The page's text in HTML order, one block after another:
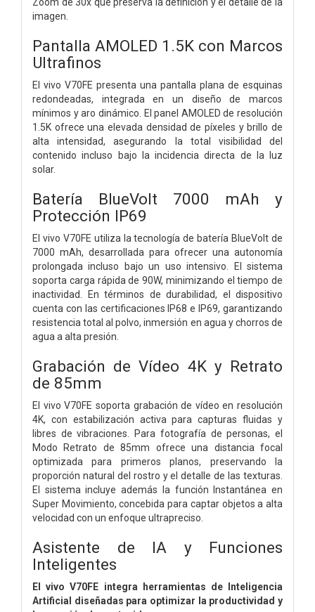
imagen.
Pantalla AMOLED 1.5K con Marcos
Ultrafinos
El vivo V70FE presenta una pantalla plana de esquinas
redondeadas, integrada en un diseño de marcos
mínimos y aro dinámico. El panel AMOLED de resolución
1.5K ofrece una elevada densidad de píxeles y brillo de
alta intensidad, asegurando la total visibilidad del
contenido incluso bajo la incidencia directa de la luz
solar.
Batería BlueVolt 7000 mAh y
Protección IP69
El vivo V70FE utiliza la tecnología de batería BlueVolt de
7000 mAh, desarrollada para ofrecer una autonomía
prolongada incluso bajo un uso intensivo. El sistema
soporta carga rápida de 90W, minimizando el tiempo de
inactividad. En términos de durabilidad, el dispositivo
cuenta con las certificaciones IP68 e IP69, garantizando
resistencia total al polvo, inmersión en agua y chorros de
agua a alta presión.
Grabación de Vídeo 4K y Retrato
de 85mm
El vivo V70FE soporta grabación de vídeo en resolución
4K, con estabilización activa para capturas fluidas y
libres de vibraciones. Para fotografía de personas, el
Modo Retrato de 85mm ofrece una distancia focal
optimizada para primeros planos, preservando la
proporción natural del rostro y el detalle de las texturas.
El sistema incluye además la función Instantánea en
Super Movimiento, concebida para captar objetos a alta
velocidad con un enfoque ultrapreciso.
Asistente de IA y Funciones
Inteligentes
El vivo V70FE integra herramientas de Inteligencia
Artificial diseñadas para optimizar la productividad y